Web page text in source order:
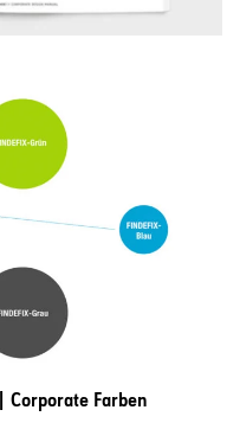
Corporate Farben